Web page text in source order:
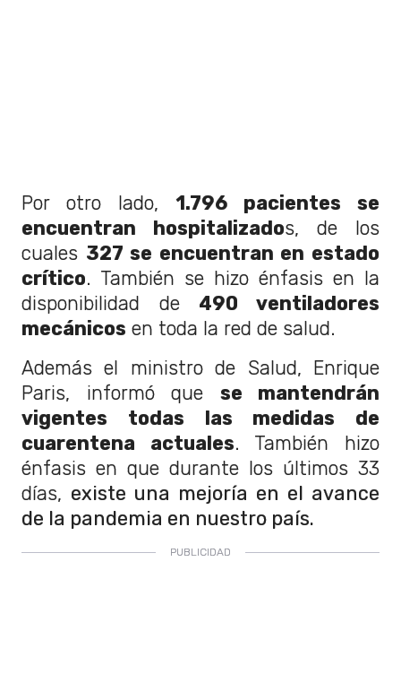
Por otro lado,1.796 pacientes se
encuentran hospitalizados, de los
cuales 327 se encuentran en estado
crítico. También se hizo énfasis en la
disponibilidad de 490 ventiladores
mecánicos en toda la red de salud.
Además el ministro de Salud, Enrique
Paris, informó que se mantendrán
vigentes todas las medidas de
cuarentena actuales. También hizo
énfasis en que durante los últimos 33
días, existe una mejoría en el avance
de la pandemia en nuestro país.